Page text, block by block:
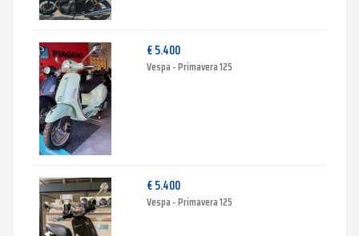
€ 5.400
Vespa - Primavera 125
€ 5.400
Vespa - Primavera 125